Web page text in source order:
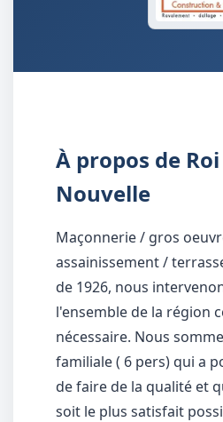
À propos de
Nouvelle
Maçonnerie / gros
assainissement /
de 1926, nous
l'ensemble de la région
nécessaire. Nous
familiale ( 6 pers) qui a
de faire de la qualité et
soit le plus satisfait